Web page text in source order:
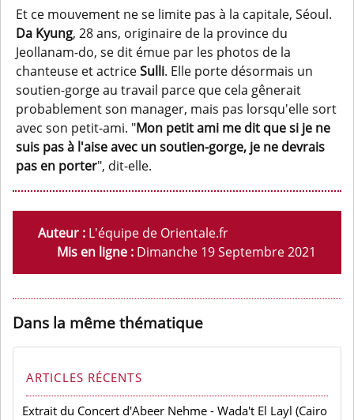
Et ce mouvement ne se limite pas à la capitale, Séoul.
Da Kyung, 28 ans, originaire de la province du
Jeollanam-do, se dit émue par les photos de la
chanteuse et actriceSulli. Elle porte désormais un
soutien-gorge au travail parce que cela gênerait
probablement son manager, mais pas lorsqu'elle sort
avec son petit-ami. "Mon petit ami me dit que si je ne
suis pas à l'aise avec un soutien-gorge, je ne devrais
pas en porter", dit-elle.
Auteur : L'équipe de Orientale.fr
Mis en ligne : Dimanche 19 Septembre 2021
Dans la même thématique
ARTICLES RÉCENTS
Extrait du Concert d'Abeer Nehme - Wada't El Layl (Cairo